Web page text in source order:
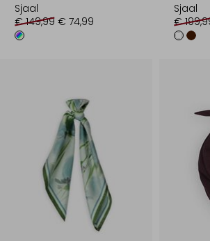
Sjaal
€ 149,99 € 74,99
Sjaal
€